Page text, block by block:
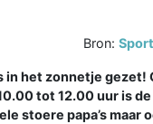
Bron:
in het zonnetje gezet!
tot 12.00 uur is
stoere papa’s maar